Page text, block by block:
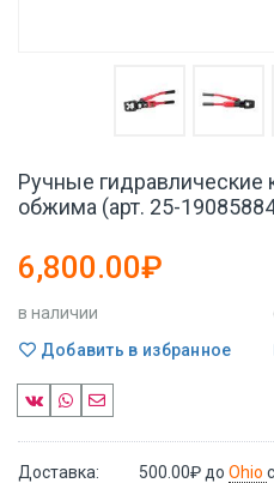
Ручные гидравлические
обжима (арт. 25-
6,800.00₽
в наличии
Добавить в избранное
Доставка: 500.00₽ до Ohio